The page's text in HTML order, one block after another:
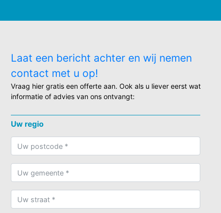
Laat een bericht achter en wij nemen
contact met u op!
Vraag hier gratis een offerte aan. Ook als u liever eerst wat
informatie of advies van ons ontvangt:
Uw regio